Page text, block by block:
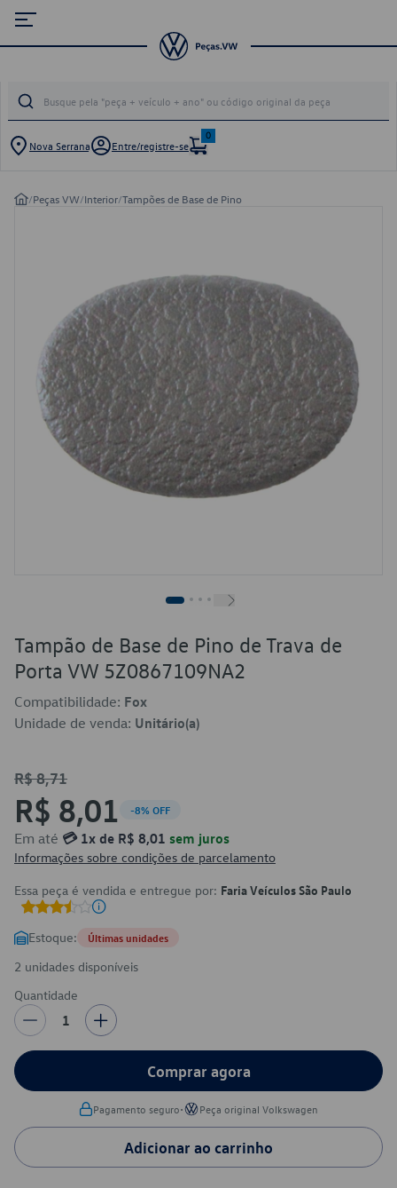
Nova Serrana Entre/registre-se
0
/Peças VW/Interior/Tampões de Base de Pino
Tampão de Base de Pino de Trava de
Porta VW 5Z0867109NA2
Compatibilidade: Fox
Unidade de venda: Unitário(a)
R$ 8,71
R$ 8,01 -8% OFF
Em até 💳 1x de R$ 8,01 sem juros
Informações sobre condições de parcelamento
Essa peça é vendida e entregue por: Faria Veículos São Paulo
Estoque: Últimas unidades
2 unidades disponíveis
Quantidade
1
Comprar agora
Pagamento seguro• Peça original Volkswagen
Adicionar ao carrinho